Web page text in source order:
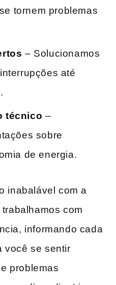
tornem problemas
– Solucionamos
até
técnico –
sobre
de energia.
inabalável com a
com
informando cada
você se sentir
problemas